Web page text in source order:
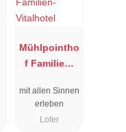
Mühlpointho
f Familien-
mit allen Sinnen
erleben
Lofer